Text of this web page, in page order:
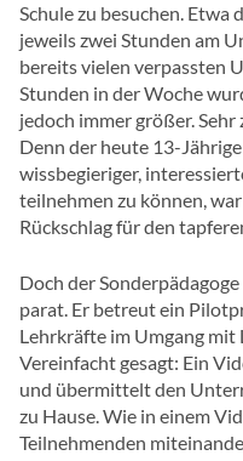
Schule zu besuchen.
jeweils zwei Stunden am
bereits vielen verpassten
Stunden in der Woche
jedoch immer größer. Sehr
Denn der heute 13-
wissbegieriger,
teilnehmen zu können,
Rückschlag für den
Doch der
parat. Er betreut ein
Lehrkräfte im Umgang
Vereinfacht gesagt: Ein
und übermittelt den
zu Hause. Wie in einem
Teilnehmenden